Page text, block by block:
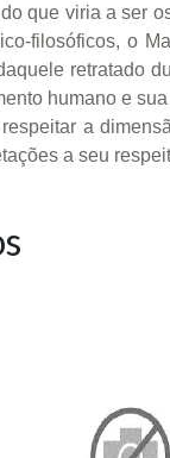
que viria a ser
filosóficos, o
retratado
humano e
a
a seu